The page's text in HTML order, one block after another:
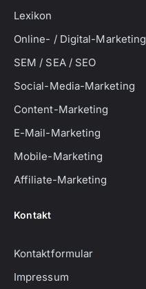
Lexikon
Online- / Digital-Marketing
SEM / SEA / SEO
Social-Media-Marketing
Content-Marketing
E-Mail-Marketing
Mobile-Marketing
Affiliate-Marketing
Kontakt
Kontaktformular
Impressum